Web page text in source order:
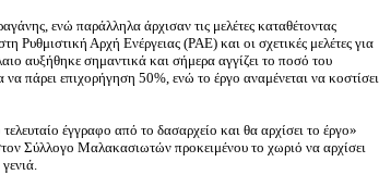
ενώ παράλληλα άρχισαν τις μελέτες καταθέτοντας
Αρχή Ενέργειας (ΡΑΕ) και οι σχετικές μελέτες για
αυξήθηκε σημαντικά και σήμερα αγγίζει το ποσό του
πάρει επιχορήγηση 50%, ενώ το έργο αναμένεται να κοστίσει
έγγραφο από το δασαρχείο και θα αρχίσει το έργο»
Σύλλογο Μαλακασιωτών προκειμένου το χωριό να αρχίσει